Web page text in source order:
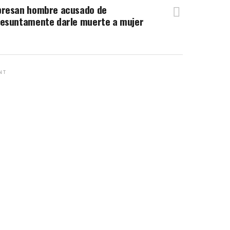
hombre acusado de
darle muerte a mujer